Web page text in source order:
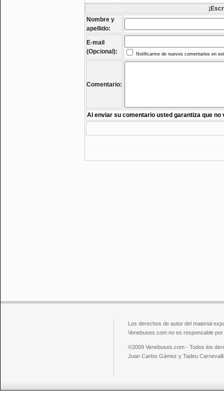
Nombre y
apellido:
E-mail
(Opcional):
Notificarme de nuevos comentarios en
Comentario:
Al enviar su comentario usted garantiza que no
Los derechos de autor del material
Venebuses.com no es responsable
©2009 Venebuses.com - Todos los
Juan Carlos Gámez y Tadeu Carnevalli